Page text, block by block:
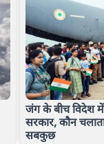
जंग के बीच विदेश
सरकार, कौन
सबकुछ